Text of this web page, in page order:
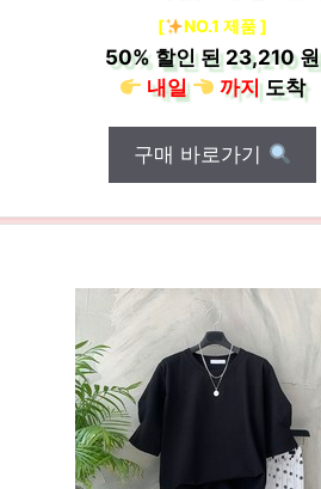
[ NO.1 제품 ]
50%할인 된23,210 원
내일
까지도착
구매 바로가기